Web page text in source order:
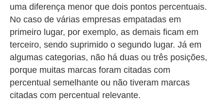
uma diferença menor que dois pontos percentuais.
No caso de várias empresas empatadas em
primeiro lugar, por exemplo, as demais ficam em
terceiro, sendo suprimido o segundo lugar. Já em
algumas categorias, não há duas ou três posições,
porque muitas marcas foram citadas com
percentual semelhante ou não tiveram marcas
citadas com percentual relevante.